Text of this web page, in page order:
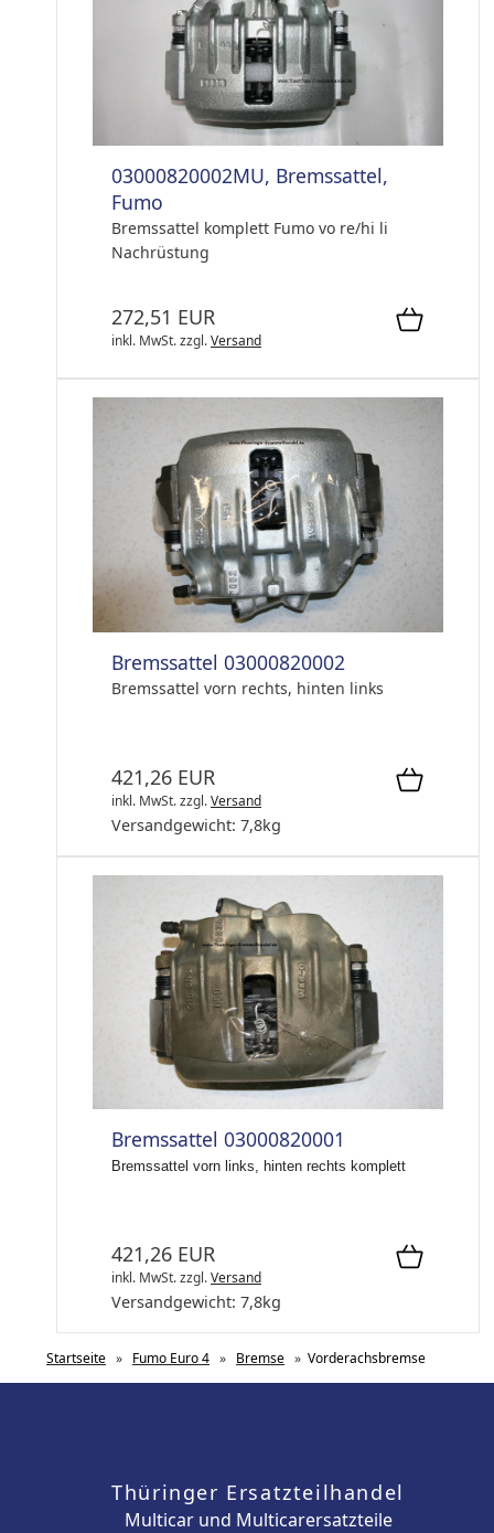
03000820002MU, Bremssattel,
Fumo
Bremssattel komplett Fumo vo re/hi li
Nachrüstung
272,51 EUR
inkl. MwSt.zzgl.Versand
Bremssattel 03000820002
Bremssattel vorn rechts, hinten links
421,26 EUR
inkl. MwSt.zzgl.Versand
Versandgewicht: 7,8kg
Bremssattel 03000820001
Bremssattel vorn links, hinten rechts komplett
421,26 EUR
inkl. MwSt.zzgl.Versand
Versandgewicht: 7,8kg
Startseite » Fumo Euro 4 » Bremse » Vorderachsbremse
Thüringer Ersatzteilhandel
Multicar und Multicarersatzteile